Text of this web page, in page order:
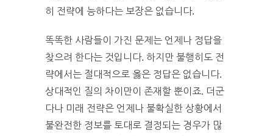
히 전략에 능하다는 보장은 없습니다.
똑똑한 사람들이 가진 문제는 언제나 정답을
찾으려 한다는 것입니다. 하지만 불행히도 전
략에서는 절대적으로 옳은 정답은 없습니다.
상대적인 질의 차이만이 존재할 뿐이죠. 더군
다나 미래 전략은 언제나 불확실한 상황에서
불완전한 정보를 토대로 결정되는 경우가 많